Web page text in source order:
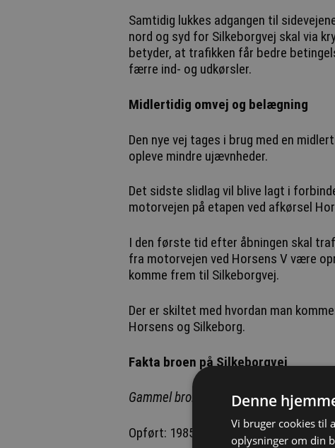
Samtidig lukkes adgangen til
nord og syd for Silkeborgvej skal via
betyder, at trafikken får bedre
færre ind- og udkørsler.
Midlertidig omvej og belægning
Den nye vej tages i brug med en
opleve mindre ujævnheder.
Det sidste slidlag vil blive lagt i
motorvejen på etapen ved afkørsel
I den første tid efter åbningen skal
fra motorvejen ved Horsens V være opmærksomme på, at der er en lille omvej for at
komme frem til Silkeborgvej.
Der er skiltet med hvordan man
Horsens og Silkeborg.
Fakta broen på Silkeborgvej
Gammel bro:
Opført: 1985
Denne
Vi bruger cookies til
oplysninger om din